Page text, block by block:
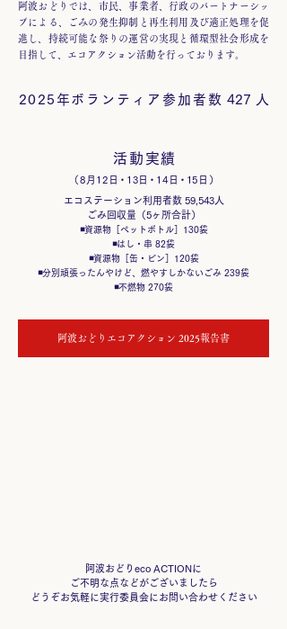
阿波おどりでは、市民、事業者、行政のパートナーシッ
プによる、ごみの発生抑制と再生利用及び適正処理を促
進し、持続可能な祭りの運営の実現と循環型社会形成を
目指して、エコアクション活動を行っております。
2025年 ボ ラ ン テ ィ ア 参 加 者 数 427 人
活 動 実 績
（ 8 月 1 2 日・1 3 日・1 4 日・1 5 日 ）
エコステーション利用者数 59,543人
ごみ回収量（5ヶ所合計）
◾️資源物［ペットボトル］130袋
◾️はし・串 82袋
◾️資源物［缶・ビン］120袋
◾️分別頑張ったんやけど、燃やすしかないごみ 239袋
◾️不燃物 270袋
阿波おどりエコアクション 2025報告書
阿波おどりeco ACTIONに
ご不明な点などがございましたら
どうぞお気軽に実行委員会にお問い合わせください